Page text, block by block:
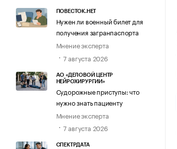
ПОВЕСТОК.НЕТ
Нужен ли военный билет для
получения загранпаспорта
Мнение эксперта
7 августа 2026
АО «ДЕЛОВОЙ ЦЕНТР
НЕЙРОХИРУРГИИ»
Судорожные приступы: что
нужно знать пациенту
Мнение эксперта
7 августа 2026
СПЕКТРДАТА